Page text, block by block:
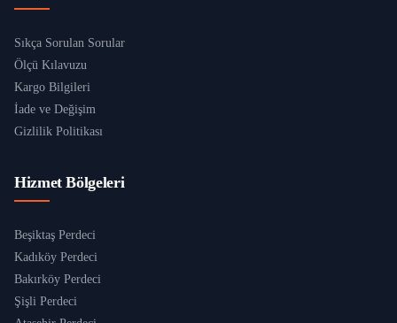
Sıkça Sorulan Sorular
Ölçü Kılavuzu
Kargo Bilgileri
İade ve Değişim
Gizlilik Politikası
Hizmet Bölgeleri
Beşiktaş Perdeci
Kadıköy Perdeci
Bakırköy Perdeci
Şişli Perdeci